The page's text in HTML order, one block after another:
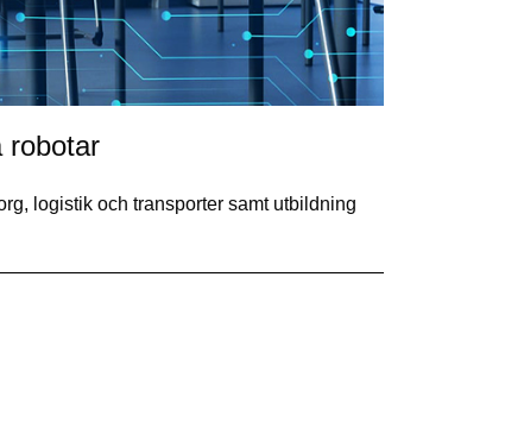
robotar
logistik och transporter samt utbildning